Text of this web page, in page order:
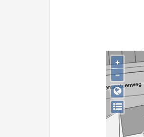
+
−